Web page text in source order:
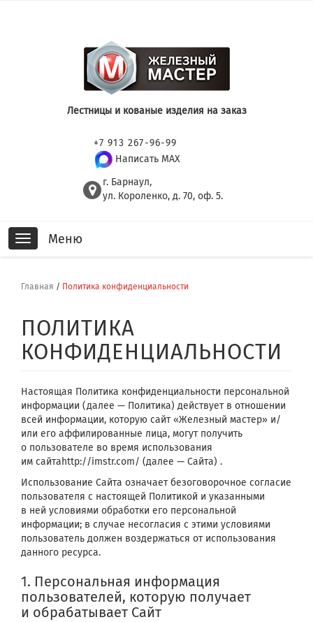
Лестницы и кованые изделия на заказ
+7 913 267-96-99
Написать MAX
г. Барнаул,
ул. Короленко, д. 70, оф. 5.
Toggle
navigation
Меню
Главная / Политика конфиденциальности
ПОЛИТИКА
КОНФИДЕНЦИАЛЬНОСТИ
Настоящая Политика конфиденциальности персональной
информации (далее — Политика) действует в отношении
всей информации, которую сайт «Железный мастер» и/
или его аффилированные лица, могут получить
о пользователе во время использования
им сайтаhttp://imstr.com/ (далее — Сайта) .
Использование Сайта означает безоговорочное согласие
пользователя с настоящей Политикой и указанными
в ней условиями обработки его персональной
информации; в случае несогласия с этими условиями
пользователь должен воздержаться от использования
данного ресурса.
1. Персональная информация
пользователей, которую получает
и обрабатывает Сайт